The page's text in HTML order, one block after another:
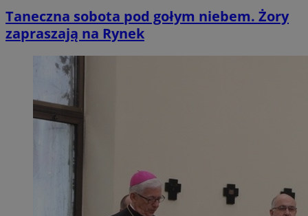
Taneczna sobota pod gołym niebem. Żory
zapraszają na Rynek